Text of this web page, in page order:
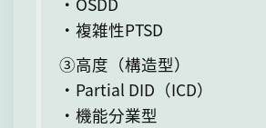
・複雑性PTSD
③高度（構造型）
・Partial DID（ICD）
・機能分業型